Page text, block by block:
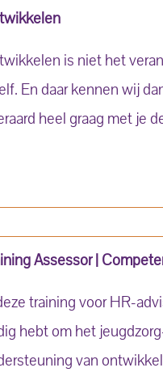
is niet het
En daar kennen wij
heel graag met je
Assessor |
training voor HR-
hebt om het
van